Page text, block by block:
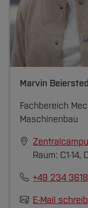
Marvin
Fachbereich
Maschinenbau
Raum: C1-14,
+49 234
E-Mail